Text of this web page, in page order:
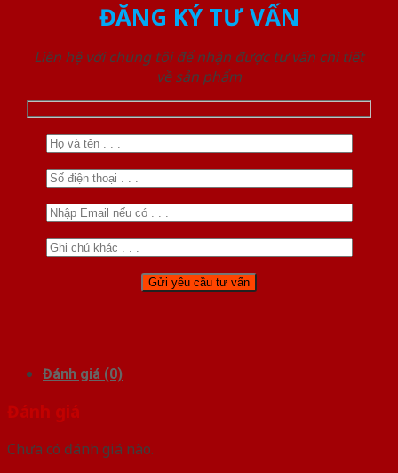
ĐĂNG KÝ TƯ VẤN
Liên hệ với chúng tôi để nhận được tư vấn chi tiết
về sản phẩm
Đánh giá (0)
Đánh giá
Chưa có đánh giá nào.